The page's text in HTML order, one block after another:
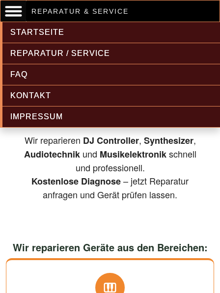
REPARATUR & SERVICE
STARTSEITE
REPARATUR / SERVICE
FAQ
KONTAKT
IMPRESSUM
Musikelektronik & Audiotechnik
Reparatur
Wir reparieren DJ Controller, Synthesizer,
Audiotechnikund Musikelektronikschnell
und professionell.
Kostenlose Diagnose– jetzt Reparatur
anfragen und Gerät prüfen lassen.
Wir reparieren Geräte aus den Bereichen: